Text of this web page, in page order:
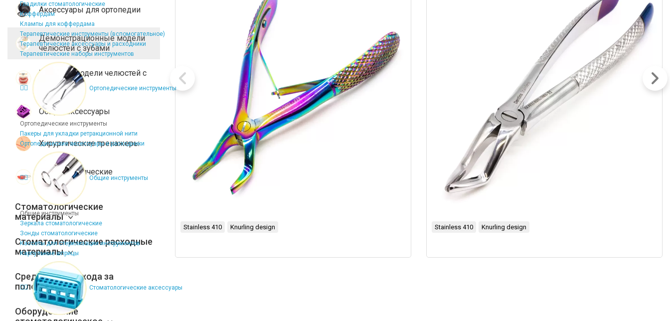
Гладилки стоматологические
Коффердам
Клампы для коффердама
Терапевтические инструменты (вспомогательное)
Терапевтические аксессуары и расходники
Терапевтические наборы инструментов
Ортопедические инструменты
Ортопедические инструменты
Пакеры для укладки ретракционной нити
Ортопедические аксессуары и расходники
Общие инструменты
Общие инструменты
Зеркала стоматологические
Зонды стоматологические
Кассеты для стерилизации инструментов
Карпульные шприцы
Стоматологические аксессуары
Аксессуары для ортопедии
Демонстрационные модели
челюстей с зубами
Учебные модели челюстей с
зубами
Общие аксессуары
Хирургические тренажеры
Стоматологические
сувениры
Стоматологические
материалы
Стоматологические расходные
материалы
Средства для ухода за
полостью рта
Оборудование
Stainless 410 Knurling design Stainless 410 Knurling design